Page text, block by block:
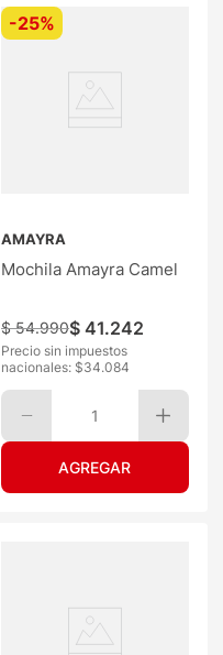
-25%
AMAYRA
Mochila Amayra Camel
$ 54.990$ 41.242
Precio sin impuestos
nacionales: $34.084
1